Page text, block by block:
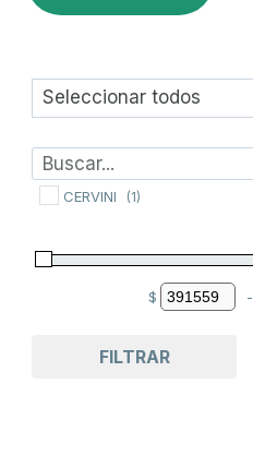
CERVINI (1)
$ -
FILTRAR